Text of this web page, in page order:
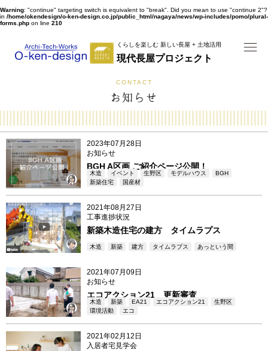
Warning: "continue" targeting switch is equivalent to "break". Did you mean to use "continue 2"?
in /home/okendesign/o-ken-design.co.jp/public_html/nagaya/news/wp-includes/pomo/plural-
forms.php on line 210
くらしを楽しむ 新しい長屋 + 土地活用
現代長屋プロジェクト
CONTACT
お知らせ
member6
2023年07月28日
お知らせ
BGH A区画 ご紹介ページ公開！
木造 イベント 生野区 モデルハウス
BGH
新築住宅
国産材
member3
2021年08月27日
工事進捗状況
新築木造住宅の建方 タイムラプス
木造 新築 建方 タイムラプス あっという間
member6
2021年07月09日
お知らせ
エコアクション21 更新審査
木造 新築 EA21 エコアクション21
生野区
環境活動
エコ
2021年02月12日
入居者宅見学会